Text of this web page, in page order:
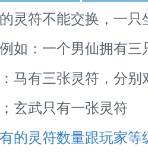
符不能交换，一只
如：一个男仙拥有
马有三张灵符，分
玄武只有一张灵符
的灵符数量跟玩家